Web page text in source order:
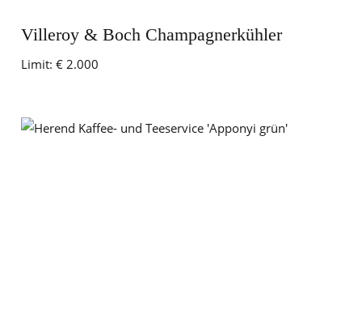
Villeroy & Boch Champagnerkühler
Limit: € 2.000